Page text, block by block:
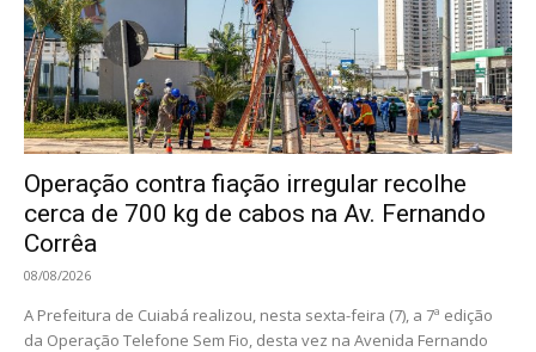
Operação contra fiação irregular recolhe
cerca de 700 kg de cabos na Av. Fernando
Corrêa
08/08/2026
A Prefeitura de Cuiabá realizou, nesta sexta-feira (7), a 7ª edição
da Operação Telefone Sem Fio, desta vez na Avenida Fernando